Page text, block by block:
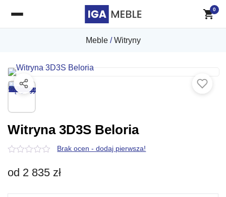
Meble/Witryny
Witryna 3D3S Beloria
z
5
Brak ocen - dodaj pierwsza!
od 2 835 zł
0